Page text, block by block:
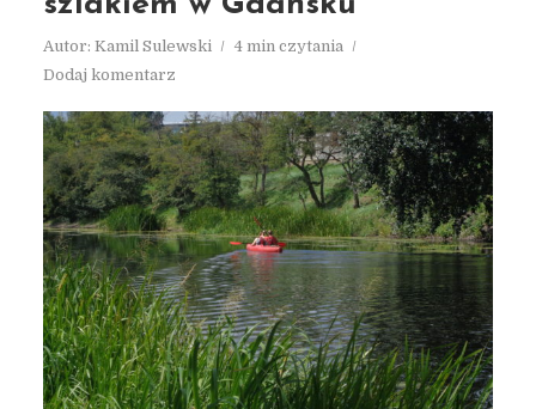
Autor: Kamil Sulewski
4 min czytania
Dodaj komentarz